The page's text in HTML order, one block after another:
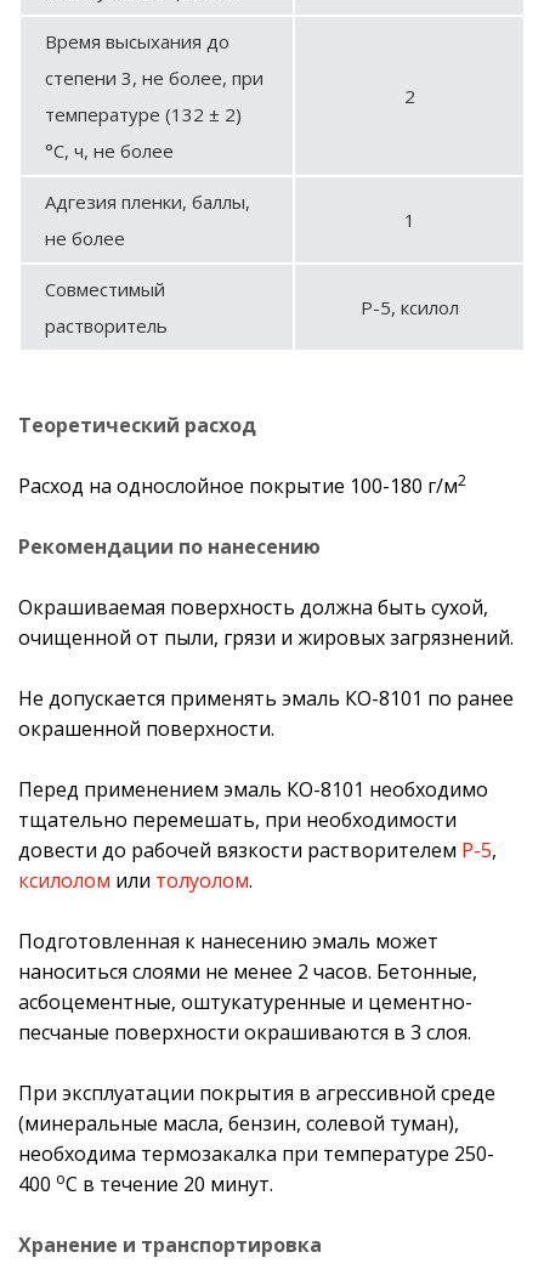
Время высыхания до
степени 3, не более, при
температуре (132 ± 2)
°С, ч, не более
2
Адгезия пленки, баллы,
не более
1
Совместимый
растворитель
Р-5, ксилол
Теоретический расход
Расход на однослойное покрытие 100-180 г/м2
Рекомендации по нанесению
Окрашиваемая поверхность должна быть сухой,
очищенной от пыли, грязи и жировых загрязнений.
Не допускается применять эмаль КО-8101 по ранее
окрашенной поверхности.
Перед применением эмаль КО-8101 необходимо
тщательно перемешать, при необходимости
довести до рабочей вязкости растворителем Р-5,
ксилолом или толуолом.
Подготовленная к нанесению эмаль может
наноситься слоями не менее 2 часов. Бетонные,
асбоцементные, оштукатуренные и цементно-
песчаные поверхности окрашиваются в 3 слоя.
При эксплуатации покрытия в агрессивной среде
(минеральные масла, бензин, солевой туман),
необходима термозакалка при температуре 250-
400 оС в течение 20 минут.
Хранение и транспортировка